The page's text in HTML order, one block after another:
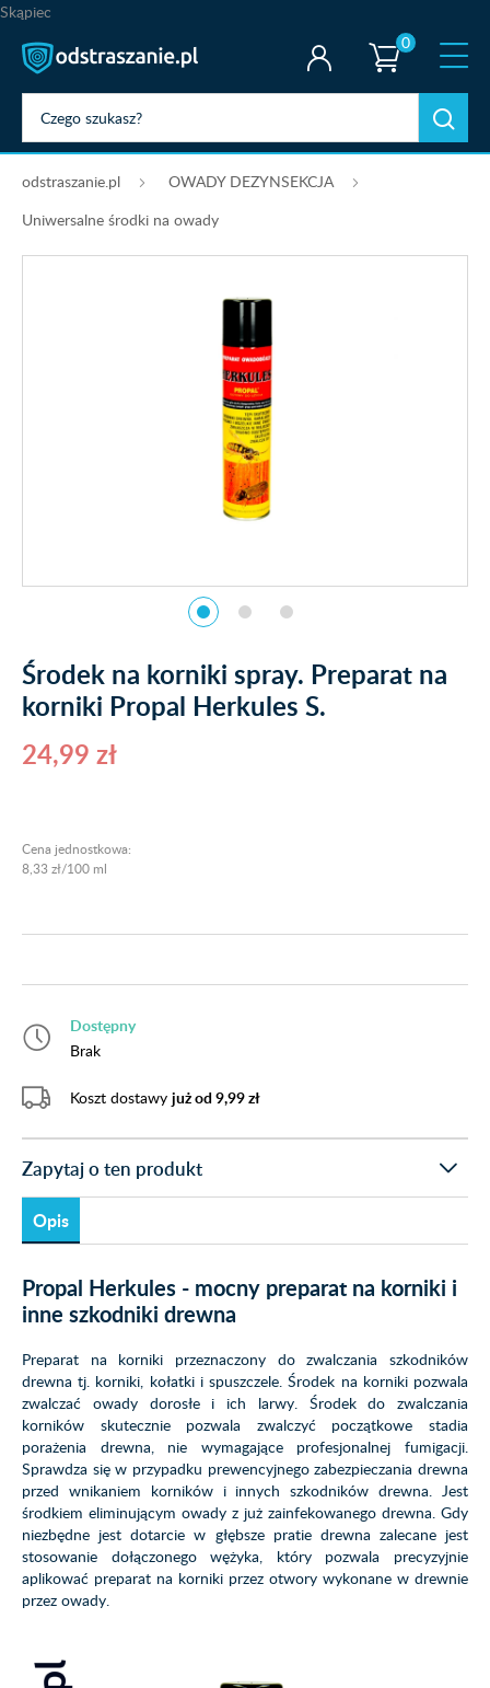
Skąpiec
0
odstraszanie.pl
OWADY DEZYNSEKCJA
Uniwersalne środki na owady
Środek na korniki spray. Preparat na
korniki Propal Herkules S.
24,99 zł
Cena jednostkowa:
8,33 zł/100 ml
Dostępny
Brak
Koszt dostawy już od 9,99 zł
Zapytaj o ten produkt
Opis
Propal Herkules - mocny preparat na korniki i
inne szkodniki drewna
Preparat na korniki przeznaczony do zwalczania szkodników
drewna tj. korniki, kołatki i spuszczele. Środek na korniki pozwala
zwalczać owady dorosłe i ich larwy. Środek do zwalczania
korników skutecznie pozwala zwalczyć początkowe stadia
porażenia drewna, nie wymagające profesjonalnej fumigacji.
Sprawdza się w przypadku prewencyjnego zabezpieczania drewna
przed wnikaniem korników i innych szkodników drewna. Jest
środkiem eliminującym owady z już zainfekowanego drewna. Gdy
niezbędne jest dotarcie w głębsze pratie drewna zalecane jest
stosowanie dołączonego wężyka, który pozwala precyzyjnie
aplikować preparat na korniki przez otwory wykonane w drewnie
przez owady.